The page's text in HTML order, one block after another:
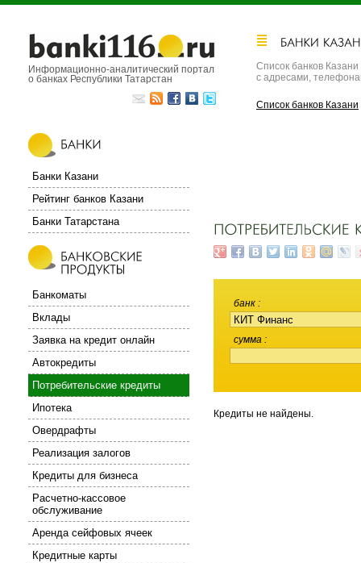
банк
сумма
Кредиты не найдены.
Информационно-аналитический портал
о банках Республики Татарстан
Список банков Казани
с адресами,
Список банков Казани
Банки Казани
Рейтинг банков Казани
Банки Татарстана
Банкоматы
Вклады
Заявка на кредит онлайн
Автокредиты
Потребительские кредиты
Ипотека
Овердрафты
Реализация залогов
Кредиты для бизнеса
Расчетно-кассовое
обслуживание
Аренда сейфовых ячеек
Кредитные карты